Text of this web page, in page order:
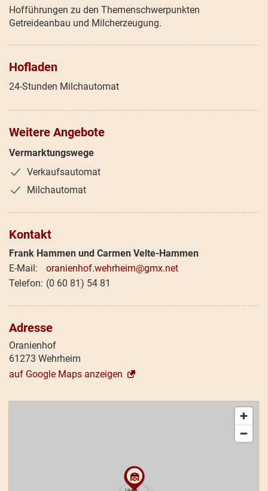
Hofführungen zu den Themenschwerpunkten
Getreideanbau und Milcherzeugung.
Hofladen
24-Stunden Milchautomat
Weitere Angebote
Vermarktungswege
Verkaufsautomat
Milchautomat
Kontakt
Frank Hammen und Carmen Velte-Hammen
oranienhof.wehrheim@gmx.net
(0 60 81) 54 81
Adresse
Oranienhof
61273 Wehrheim
auf Google Maps anzeigen